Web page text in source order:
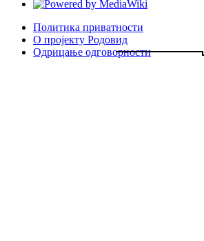
Политика приватности
О пројекту Родовид
Одрицање одговорности